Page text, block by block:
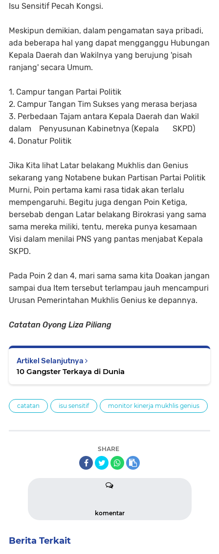
Isu Sensitif Pecah Kongsi.
Meskipun demikian, dalam pengamatan saya pribadi,
ada beberapa hal yang dapat mengganggu Hubungan
Kepala Daerah dan Wakilnya yang berujung 'pisah
ranjang' secara Umum.
1. Campur tangan Partai Politik
2. Campur Tangan Tim Sukses yang merasa berjasa
3. Perbedaan Tajam antara Kepala Daerah dan Wakil
dalam Penyusunan Kabinetnya (Kepala SKPD)
4. Donatur Politik
Jika Kita lihat Latar belakang Mukhlis dan Genius
sekarang yang Notabene bukan Partisan Partai Politik
Murni, Poin pertama kami rasa tidak akan terlalu
mempengaruhi. Begitu juga dengan Poin Ketiga,
bersebab dengan Latar belakang Birokrasi yang sama
sama mereka miliki, tentu, mereka punya kesamaan
Visi dalam menilai PNS yang pantas menjabat Kepala
SKPD.
Pada Poin 2 dan 4, mari sama sama kita Doakan jangan
sampai dua Item tersebut terlampau jauh mencampuri
Urusan Pemerintahan Mukhlis Genius ke depannya.
Catatan Oyong Liza Piliang
Artikel Selanjutnya
10 Gangster Terkaya di Dunia
catatan isu sensitif monitor kinerja mukhlis genius
SHARE
komentar
Berita Terkait